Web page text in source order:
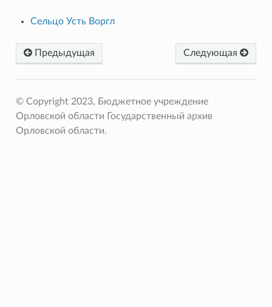
Сельцо Усть Воргл
Предыдущая Следующая
© Copyright 2023, Бюджетное учреждение
Орловской области Государственный архив
Орловской области.